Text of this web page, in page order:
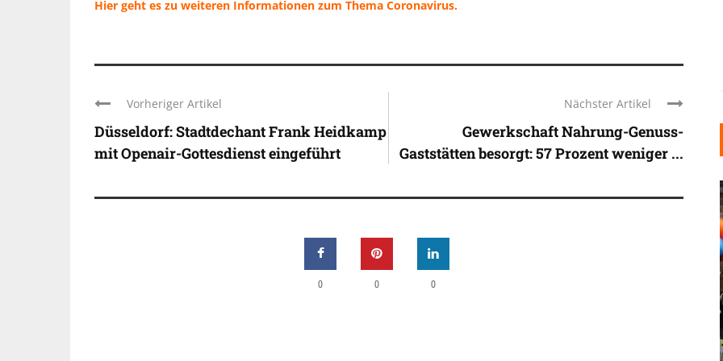
Hier geht es zu weiteren Informationen zum Thema Coronavirus.
Vorheriger Artikel
Düsseldorf: Stadtdechant Frank Heidkamp
mit Openair-Gottesdienst eingeführt
Nächster Artikel
Gewerkschaft Nahrung-Genuss-
Gaststätten besorgt: 57 Prozent weniger ...
0 0 0